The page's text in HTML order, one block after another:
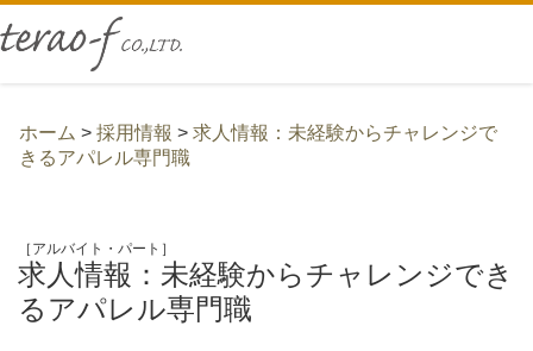
ホーム > 採用情報 > 求人情報：未経験からチャレンジで
きるアパレル専門職
［アルバイト・パート］
求人情報：未経験からチャレンジでき
るアパレル専門職